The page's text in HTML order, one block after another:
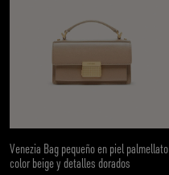
Venezia Bag pequeño en piel palmellato
color beige y detalles dorados